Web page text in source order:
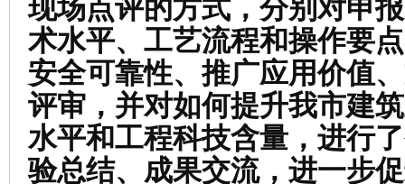
现场点评的方式，分别对申
术水平、工艺流程和操作要
安全可靠性、推广应用价值
评审，并对如何提升我市建
水平和工程科技含量，进行
验总结、成果交流，进一步